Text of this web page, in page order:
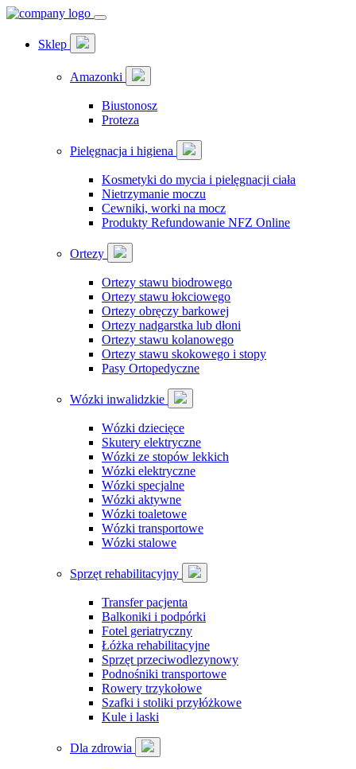
Sklep
Amazonki
Biustonosz
Proteza
Pielęgnacja i higiena
Kosmetyki do mycia i pielęgnacji ciała
Nietrzymanie moczu
Cewniki, worki na mocz
Produkty Refundowanie NFZ Online
Ortezy
Ortezy stawu biodrowego
Ortezy stawu łokciowego
Ortezy obręczy barkowej
Ortezy nadgarstka lub dłoni
Ortezy stawu kolanowego
Ortezy stawu skokowego i stopy
Pasy Ortopedyczne
Wózki inwalidzkie
Wózki dziecięce
Skutery elektryczne
Wózki ze stopów lekkich
Wózki elektryczne
Wózki specjalne
Wózki aktywne
Wózki toaletowe
Wózki transportowe
Wózki stalowe
Sprzęt rehabilitacyjny
Transfer pacjenta
Balkoniki i podpórki
Fotel geriatryczny
Łóżka rehabilitacyjne
Sprzęt przeciwodlezynowy
Podnośniki transportowe
Rowery trzykołowe
Szafki i stoliki przyłóżkowe
Kule i laski
Dla zdrowia